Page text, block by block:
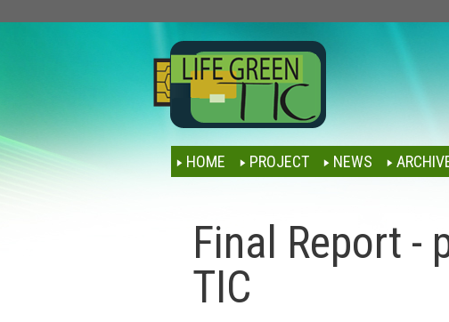
HOME PROJECT NEWS
Final Report -
TIC